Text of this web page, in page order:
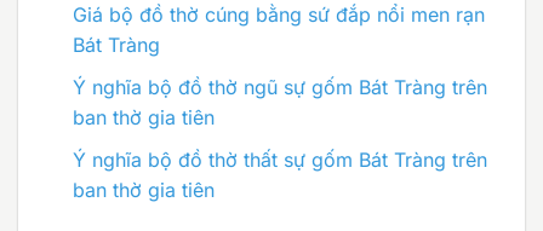
Giá bộ đồ thờ cúng bằng sứ đắp nổi men rạn
Bát Tràng
Ý nghĩa bộ đồ thờ ngũ sự gốm Bát Tràng trên
ban thờ gia tiên
Ý nghĩa bộ đồ thờ thất sự gốm Bát Tràng trên
ban thờ gia tiên